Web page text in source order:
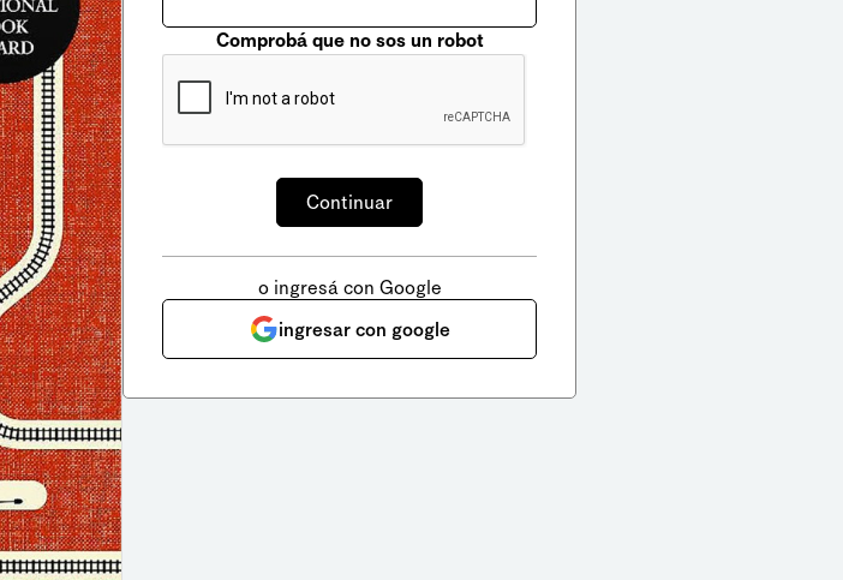
Comprobá que no sos un robot
o ingresá con Google
ingresar con google